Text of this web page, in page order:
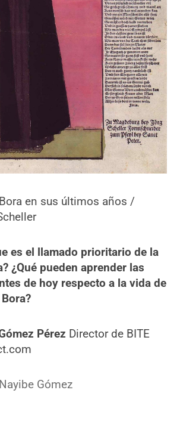
en sus últimos años /
es el llamado prioritario de la
¿Qué pueden aprender las
de hoy respecto a la vida de
Pérez Director de BITE
Gómez